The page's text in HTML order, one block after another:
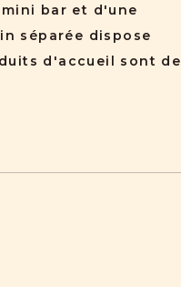
bar et d'une
séparée dispose
d'accueil sont de